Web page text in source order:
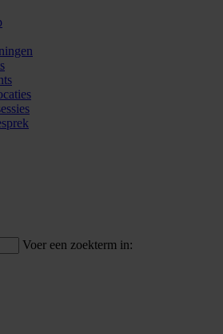
Voer een zoekterm in: